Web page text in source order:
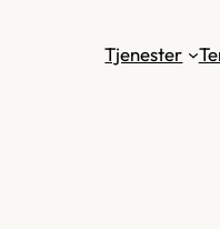
Tjenester